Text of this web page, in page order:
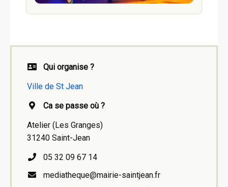
Qui organise ?
Ville de St Jean
Ca se passe où ?
Atelier (Les Granges)
31240 Saint-Jean
05 32 09 67 14
mediatheque@mairie-saintjean.fr